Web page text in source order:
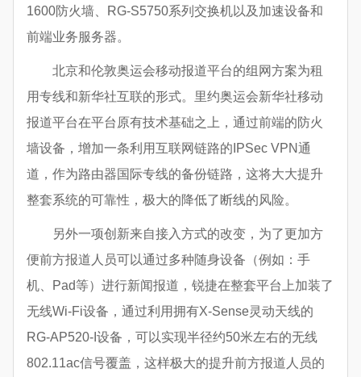
1600防火墙、RG-S5750系列交换机以及加速设备和
前端业务服务器。
北京和伦敦奥运会移动报道平台的组网方案为租
用专线和新华社互联的形式。里约奥运会新华社移动
报道平台在平台原有技术基础之上，通过前端的防火
墙设备，增加一条利用互联网链路的IPSec VPN通
道，作为路由器国际专线的备份链路，这将大大提升
整套系统的可靠性，极大的降低了断线的风险。
另外一项创新来自接入方式的改变，为了更加方
便前方报道人员可以通过多种随身设备（例如：手
机、Pad等）进行新闻报道，锐捷在整套平台上加装了
无线Wi-Fi设备，通过利用拥有X-Sense灵动天线的
RG-AP520-I设备，可以实现半径约50米左右的无线
802.11ac信号覆盖，这样极大的提升前方报道人员的